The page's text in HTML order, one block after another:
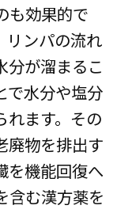
も効果的で
リンパの流れ
分が溜まるこ
で水分や塩分
れます。その
廃物を排出す
を機能回復へ
含む漢方薬を